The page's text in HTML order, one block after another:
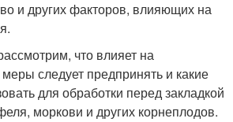
и других факторов, влияющих на
что влияет на
следует предпринять и какие
для обработки перед закладкой
моркови и других корнеплодов.